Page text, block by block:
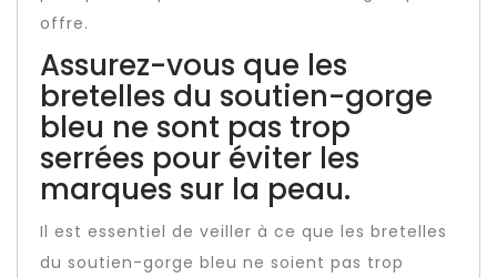
offre.
Assurez-vous que les
bretelles du soutien-gorge
bleu ne sont pas trop
serrées pour éviter les
marques sur la peau.
Il est essentiel de veiller à ce que les bretelles
du soutien-gorge bleu ne soient pas trop